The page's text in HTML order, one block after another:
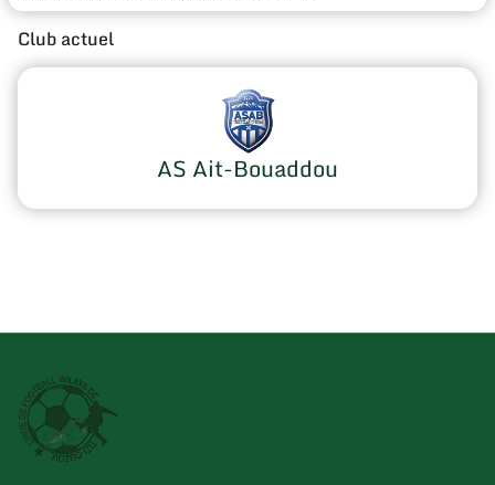
Club actuel
AS Ait-Bouaddou